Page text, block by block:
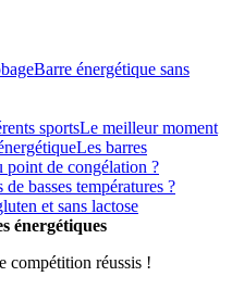
Barre énergétique sans
sportsLe meilleur moment
Les barres
point de congélation ?
basses températures ?
et sans lactose
énergétiques
compétition réussis !